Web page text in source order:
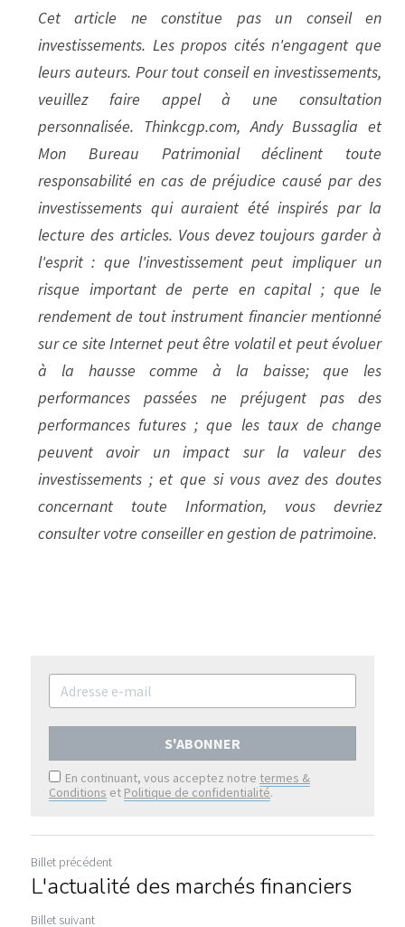
Cet article ne constitue pas un conseil en
investissements. Les propos cités n'engagent que
leurs auteurs. Pour tout conseil en investissements,
veuillez faire appel à une consultation
personnalisée. Thinkcgp.com, Andy Bussaglia et
Mon Bureau Patrimonial déclinent toute
responsabilité en cas de préjudice causé par des
investissements qui auraient été inspirés par la
lecture des articles. Vous devez toujours garder à
l'esprit : que l'investissement peut impliquer un
risque important de perte en capital ; que le
rendement de tout instrument financier mentionné
sur ce site Internet peut être volatil et peut évoluer
à la hausse comme à la baisse; que les
performances passées ne préjugent pas des
performances futures ; que les taux de change
peuvent avoir un impact sur la valeur des
investissements ; et que si vous avez des doutes
concernant toute Information, vous devriez
consulter votre conseiller en gestion de patrimoine.
S'ABONNER
En continuant, vous acceptez notre termes &
Conditions et Politique de confidentialité.
Billet précédent
L'actualité des marchés financiers
Billet suivant